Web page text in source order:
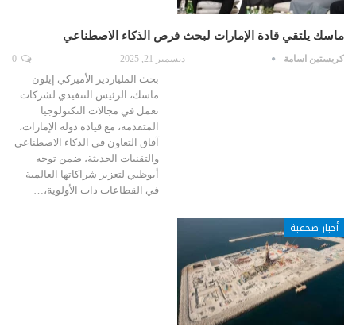
ماسك يلتقي قادة الإمارات لبحث فرص الذكاء الاصطناعي
كريستين اسامة ديسمبر 21, 2025
بحث الملياردير الأميركي إيلون
ماسك، الرئيس التنفيذي لشركات
تعمل في مجالات التكنولوجيا
المتقدمة، مع قيادة دولة الإمارات،
آفاق التعاون في الذكاء الاصطناعي
والتقنيات الحديثة، ضمن توجه
أبوظبي لتعزيز شراكاتها العالمية
في القطاعات ذات الأولوية،…
أخبار صحفية